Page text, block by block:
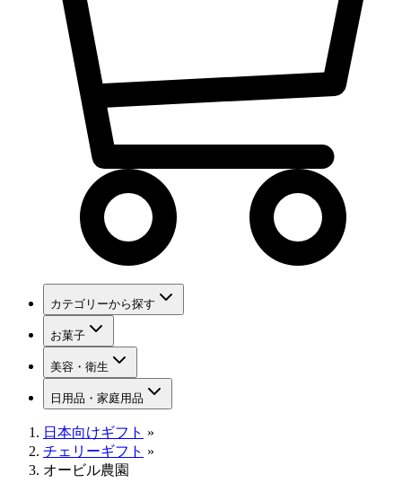
カテゴリーから探す
お菓子
美容・衛生
日用品・家庭用品
日本向けギフト »
チェリーギフト »
オービル農園